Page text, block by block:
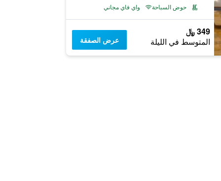
حوض السباحة
واي فاي مجاني
349 ﷼
المتوسط في الليلة عرض الصفقة